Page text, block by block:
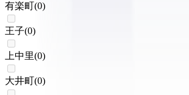
有楽町(0)
王子(0)
上中里(0)
大井町(0)